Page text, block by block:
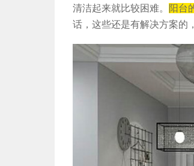
清洁起来就比较困难。
阳台
话，这些还是有解决方案的